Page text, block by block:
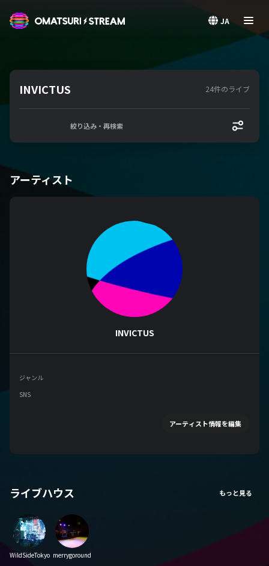
JA
INVICTUS 24件のライブ
絞り込み・再検索
アーティスト
INVICTUS
ジャンル
SNS
アーティスト情報を編集
ライブハウス
WildSideTokyo merrygoround